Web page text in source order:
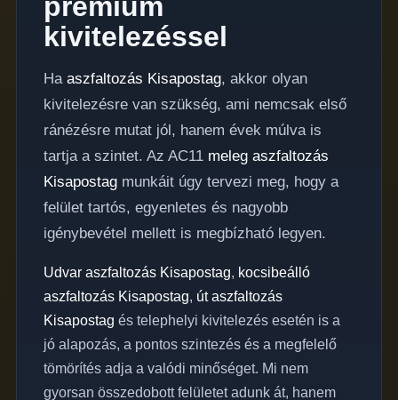
kivitelezéssel
Ha aszfaltozás Kisapostag, akkor olyan
kivitelezésre van szükség, ami nemcsak első
ránézésre mutat jól, hanem évek múlva is
tartja a szintet. Az AC11 meleg aszfaltozás
Kisapostagmunkáit úgy tervezi meg, hogy a
felület tartós, egyenletes és nagyobb
igénybevétel mellett is megbízható legyen.
Udvar aszfaltozás Kisapostag, kocsibeálló
aszfaltozás Kisapostag, út aszfaltozás
Kisapostag és telephelyi kivitelezés esetén is a
jó alapozás, a pontos szintezés és a megfelelő
tömörítés adja a valódi minőséget. Mi nem
gyorsan összedobott felületet adunk át, hanem